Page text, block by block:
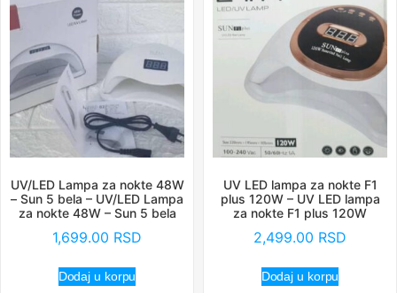
UV/LED Lampa za nokte 48W
– Sun 5 bela – UV/LED Lampa
za nokte 48W – Sun 5 bela
1,699.00 RSD
Dodaj u korpu
UV LED lampa za nokte F1
plus 120W – UV LED lampa
za nokte F1 plus 120W
2,499.00 RSD
Dodaj u korpu